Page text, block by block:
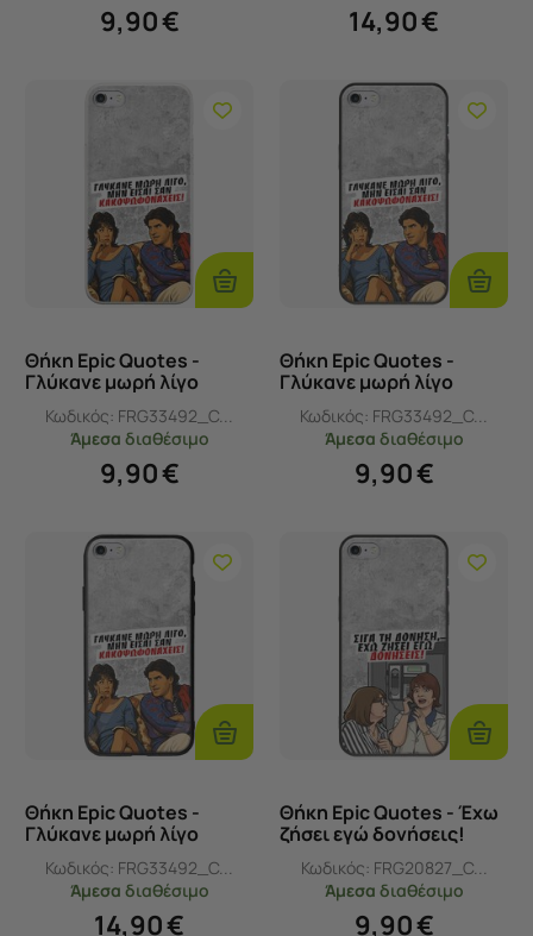
9,90€ 14,90€
Προσθήκη
Στο
Καλάθι
Θήκη Epic Quotes -
Γλύκανε μωρή λίγο
iPhone 6/6s Flexible TPU
(Διάφανη Σιλικόνη)
Κωδικός: FRG33492_C...
Άμεσα διαθέσιμο
9,90€
Στο
Καλάθι
Θήκη Epic Quotes -
Γλύκανε μωρή λίγο
iPhone 6/6s Black TPU
(Μαύρη Σιλικόνη)
Κωδικός: FRG33492_C...
Άμεσα διαθέσιμο
9,90€
Προσθήκη
Στο
Καλάθι
Θήκη Epic Quotes -
Γλύκανε μωρή λίγο
iPhone 6/6s Groove TPU
(Tempered Glass και
TPU)
Κωδικός: FRG33492_C...
Άμεσα διαθέσιμο
14,90€
Στο
Καλάθι
Θήκη Epic Quotes - Έχω
ζήσει εγώ δονήσεις!
iPhone 6/6s Black TPU
(Μαύρη Σιλικόνη)
Κωδικός: FRG20827_C...
Άμεσα διαθέσιμο
9,90€